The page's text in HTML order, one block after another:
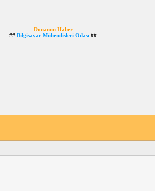
Donanım Haber
##Bilgisayar Mühendisleri Odası ##